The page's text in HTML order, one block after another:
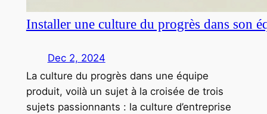
Installer une culture du progrès dans son
Dec 2, 2024
La culture du progrès dans une équipe
produit, voilà un sujet à la croisée de trois
sujets passionnants : la culture d’entreprise